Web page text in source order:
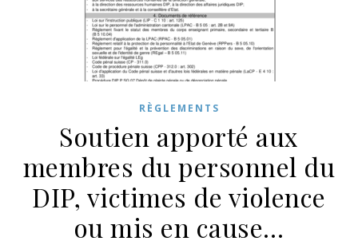
RÈGLEMENTS
Soutien apporté aux
membres du personnel du
DIP, victimes de violence
ou mis en cause…